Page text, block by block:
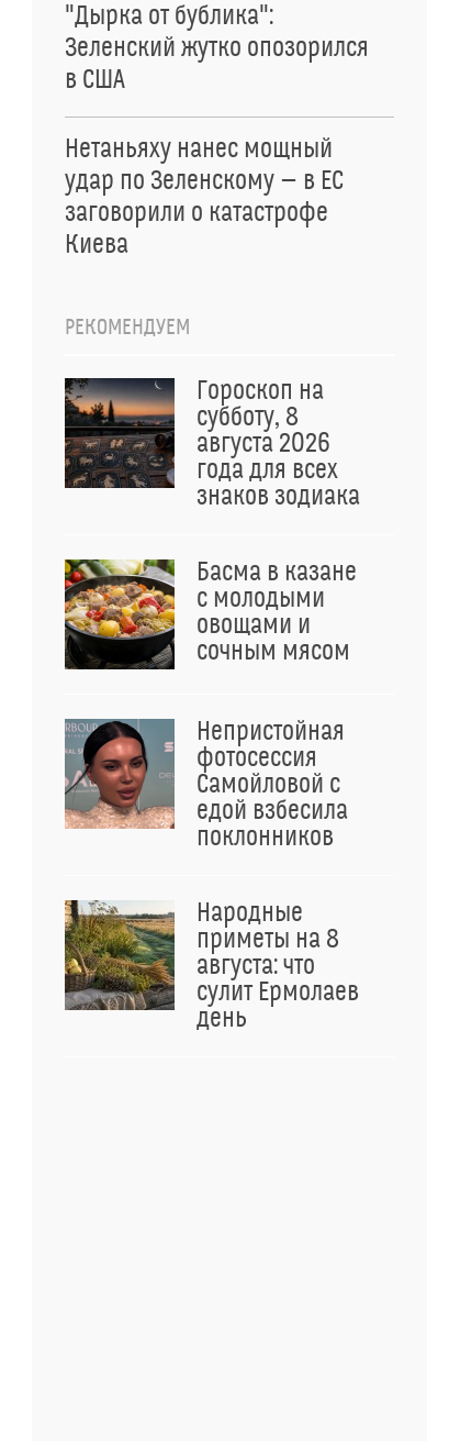
"Дырка от бублика":
Зеленский жутко опозорился
в США
Нетаньяху нанес мощный
удар по Зеленскому — в ЕС
заговорили о катастрофе
Киева
РЕКОМЕНДУЕМ
Гороскоп на
субботу, 8
августа 2026
года для всех
знаков зодиака
Басма в казане
с молодыми
овощами и
сочным мясом
Непристойная
фотосессия
Самойловой с
едой взбесила
поклонников
Народные
приметы на 8
августа: что
сулит Ермолаев
день